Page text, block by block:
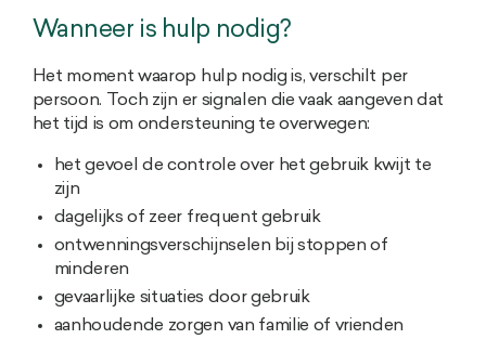
Wanneer is hulp nodig?
Het moment waarop hulp nodig is, verschilt per
persoon. Toch zijn er signalen die vaak aangeven dat
het tijd is om ondersteuning te overwegen:
het gevoel de controle over het gebruik kwijt te
zijn
dagelijks of zeer frequent gebruik
ontwenningsverschijnselen bij stoppen of
minderen
gevaarlijke situaties door gebruik
aanhoudende zorgen van familie of vrienden